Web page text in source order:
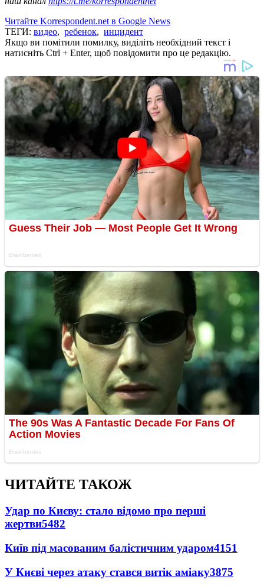
Читайте Korrespondent.net в Google News
ТЕГИ: видео, ребенок, инцидент
Якщо ви помітили помилку, виділіть необхідний текст і
натисніть Ctrl + Enter, щоб повідомити про це редакцію.
ЧИТАЙТЕ ТАКОЖ
Удар по Києву: стало відомо про перші
жертви5482
Київ під масованим балістичним ударом4151
У Києві через атаку стався витік аміаку3875